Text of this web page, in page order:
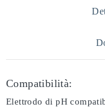
Compatibilità:
Elettrodo di pH